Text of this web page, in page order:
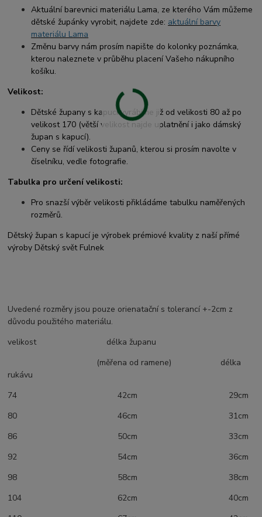
Aktuální barevnici materiálu Lama, ze kterého Vám můžeme
dětské župánky vyrobit, najdete zde: aktuální barvy
materiálu Lama
Změnu barvy nám prosím napište do kolonky poznámka,
kterou naleznete v průběhu placení Vašeho nákupního
košíku.
Velikost:
Dětské župany s kapucí vyrábíme již od velikosti 80 až po
velikost 170 (větší velikost najde uplatnění i jako dámský
župan s kapucí).
Ceny se řídí velikosti županů, kterou si prosím navolte v
číselníku, vedle fotografie.
Tabulka pro určení velikosti:
Pro snazší výběr velikosti přikládáme tabulku naměřených
rozměrů.
Dětský župan s kapucí je výrobek prémiové kvality z naší přímé
výroby Dětský svět Fulnek
Uvedené rozměry jsou pouze orienatační s tolerancí +-2cm z
důvodu použitého materiálu.
velikost délka županu
(měřena od ramene) délka
rukávu
74 42cm 29cm
80 46cm 31cm
86 50cm 33cm
92 54cm 36cm
98 58cm 38cm
104 62cm 40cm